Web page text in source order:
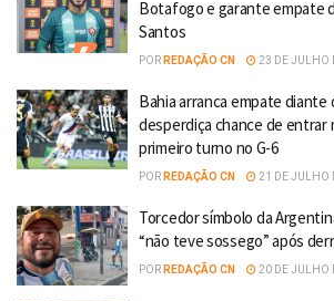
Botafogo e garante empate
Santos
POR REDAÇÃO CN 23 DE JULHO
Bahia arranca empate diante
desperdiça chance de entrar
primeiro turno no G-6
POR REDAÇÃO CN 21 DE JULHO
Torcedor símbolo da
“não teve sossego” após
POR REDAÇÃO CN 20 DE JULHO